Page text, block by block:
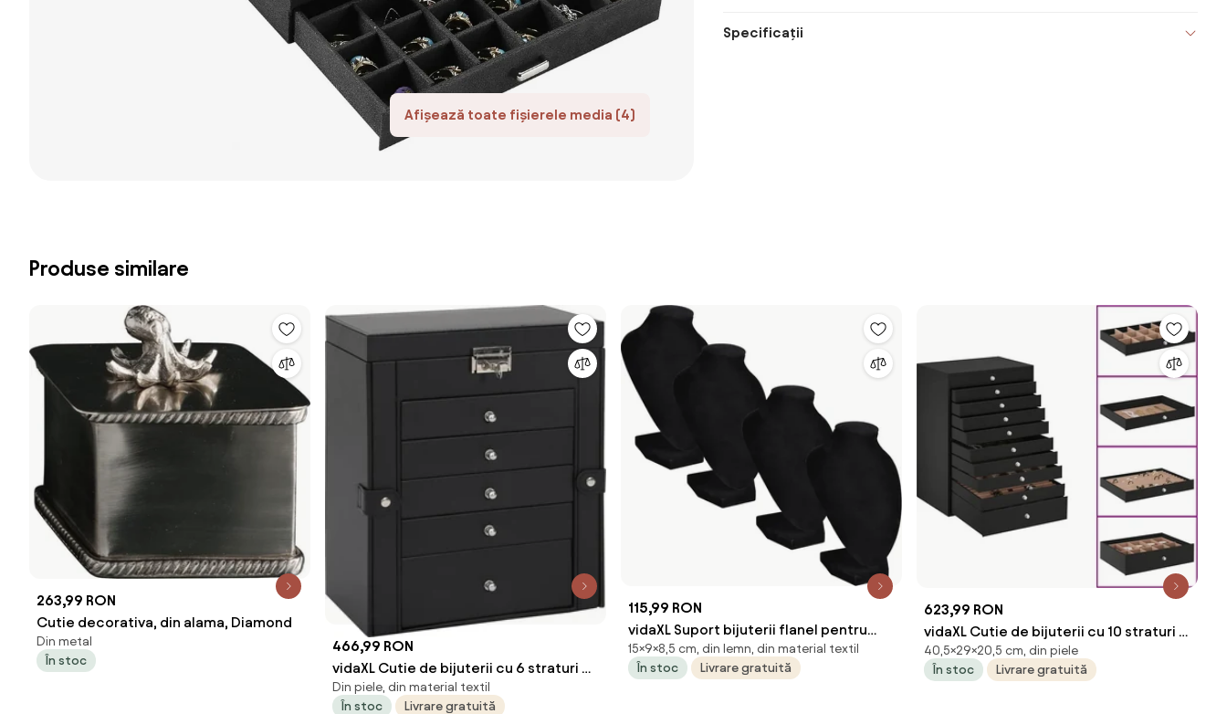
Afișează toate fișierele media (4)
Specificații
Produse similare
263,99 RON
Cutie decorativa, din alama, Diamond
Din metal
În stoc
466,99 RON
vidaXL Cutie de bijuterii cu 6 straturi cu
oglindă încuiată neagră
Din piele, din material textil
În stoc
Livrare gratuită
115,99 RON
vidaXL Suport bijuterii flanel pentru
colier, negru, 9 x 8,5 x 15 cm, 4 buc
15×9×8,5 cm, din lemn, din material textil
În stoc
Livrare gratuită
623,99 RON
vidaXL Cutie de bijuterii cu 10 straturi și
suporturi pentru ceasuri, neagră,
29x20,5x40,5 cm
40,5×29×20,5 cm, din piele
În stoc
Livrare gratuită